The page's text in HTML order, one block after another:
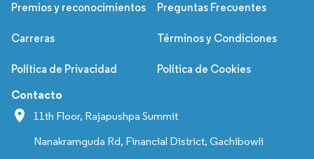
Premios y reconocimientos Preguntas Frecuentes
Carreras Términos y Condiciones
Política de Privacidad Política de Cookies
Contacto
11th Floor, Rajapushpa Summit
Nanakramguda Rd, Financial District, Gachibowli